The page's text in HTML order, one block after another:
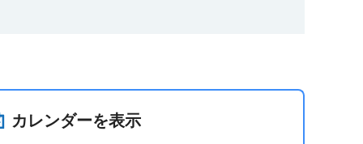
カレンダーを表示